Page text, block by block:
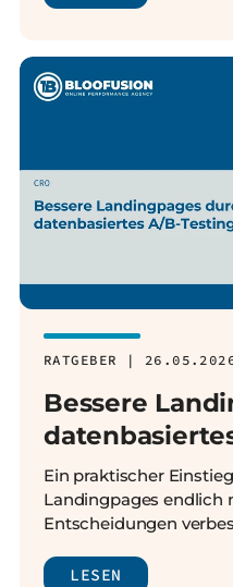
RATGEBER |
Bessere
Ein praktischer
Landingpages endlich
Entscheidungen
LESEN